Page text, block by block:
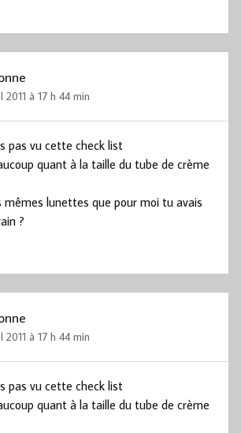
2011 à 17 h 44 min
pas vu cette check list
quant à la taille du tube de crème
mêmes lunettes que pour moi tu avais
?
2011 à 17 h 44 min
pas vu cette check list
quant à la taille du tube de crème